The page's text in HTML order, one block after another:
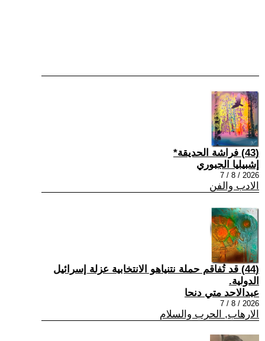
(43) فراشة الحديقة*
إشبيليا الجبوري
2026 / 8 / 7
الادب والفن
(44) قد تُفاقم حملة نتنياهو الانتخابية عزلة إسرائيل
الدولية.
عبدالاحد متي دنحا
2026 / 8 / 7
الارهاب, الحرب والسلام